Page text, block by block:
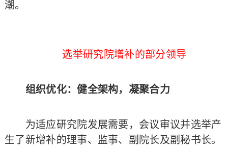
潮。
选举研究院增补的部分领导
组织优化：健全架构，凝聚合力
为适应研究院发展需要，会议审议并选举产
生了新增补的理事、监事、副院长及副秘书长。